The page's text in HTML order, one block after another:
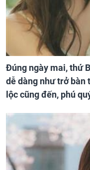
Đúng ngày mai, thứ
dễ dàng như trở bàn
lộc cũng đến, phú